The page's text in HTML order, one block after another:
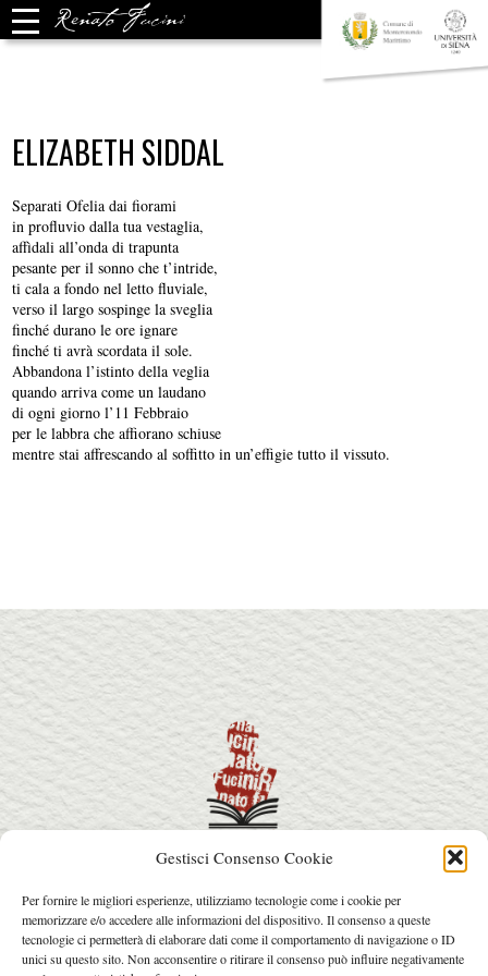
Gestisci Consenso Cookie
Per fornire le migliori esperienze, utilizziamo tecnologie come i cookie per
memorizzare e/o accedere alle informazioni del dispositivo. Il consenso a queste
tecnologie ci permetterà di elaborare dati come il comportamento di navigazione o ID
unici su questo sito. Non acconsentire o ritirare il consenso può influire negativamente
ELIZABETH SIDDAL
Separati Ofelia dai fiorami
in profluvio dalla tua vestaglia,
affìdali all’onda di trapunta
pesante per il sonno che t’intride,
ti cala a fondo nel letto fluviale,
verso il largo sospinge la sveglia
finché durano le ore ignare
finché ti avrà scordata il sole.
Abbandona l’istinto della veglia
quando arriva come un laudano
di ogni giorno l’11 Febbraio
per le labbra che affiorano schiuse
mentre stai affrescando al soffitto in un’effigie tutto il vissuto.
info@premiorenatofucini.it
arcainfo@arcafactory.it
Tel. 0564 077031 - 328 7631017